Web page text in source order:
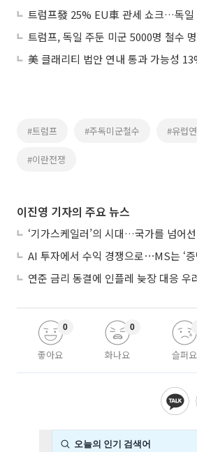
#트럼프 #주독미군철수 #유럽
#이란전쟁
이진영 기자의 주요 뉴스
‘기가스케일러’의 시대…국가를 넘어
좋아요
0
화나요
0
슬퍼요